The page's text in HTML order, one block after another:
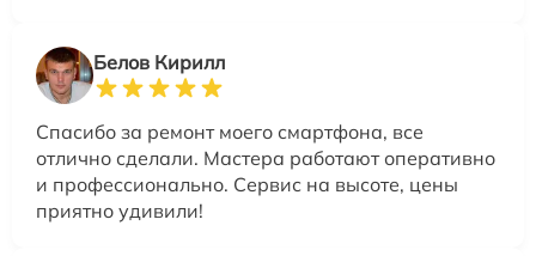
Белов Кирилл
Спасибо за ремонт моего смартфона, все
отлично сделали. Мастера работают оперативно
и профессионально. Сервис на высоте, цены
приятно удивили!